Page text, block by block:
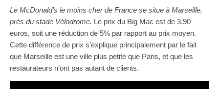
Le McDonald’s le moins cher de France se situe à Marseille,
près du stade Vélodrome. Le prix du Big Mac est de 3,90
euros, soit une réduction de 5% par rapport au prix moyen.
Cette différence de prix s’explique principalement par le fait
que Marseille est une ville plus petite que Paris, et que les
restaurateurs n’ont pas autant de clients.